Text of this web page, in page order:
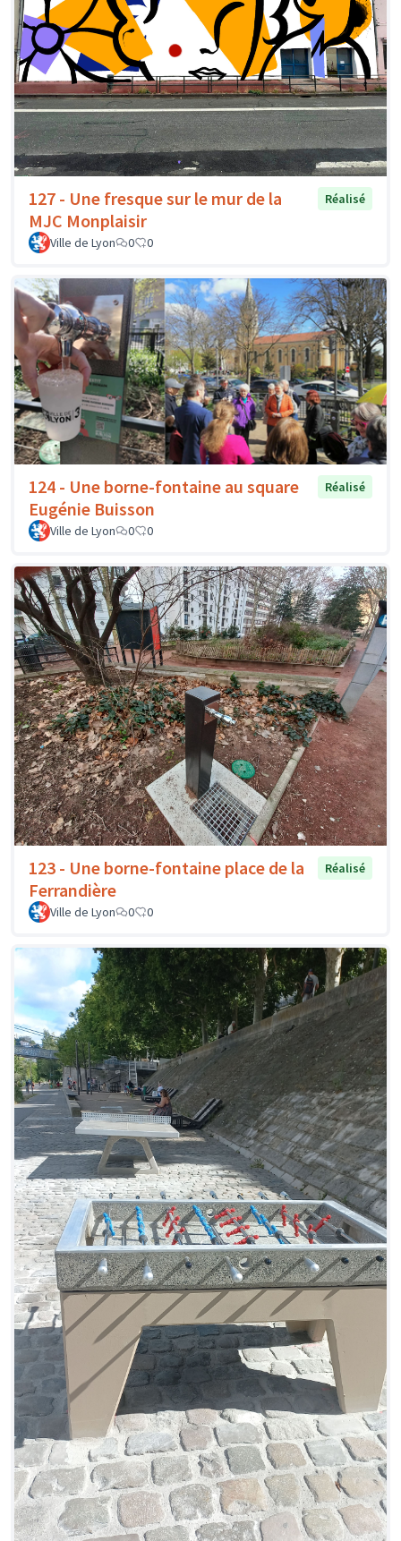
127 - Une fresque sur le mur de la
MJC Monplaisir
Réalisé
Ville de Lyon 0 0
124 - Une borne-fontaine au square
Eugénie Buisson
Réalisé
Ville de Lyon 0 0
123 - Une borne-fontaine place de la
Ferrandière
Réalisé
Ville de Lyon 0 0